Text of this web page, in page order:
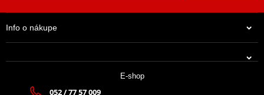
Info o nákupe
E-shop
052 / 77 57 009